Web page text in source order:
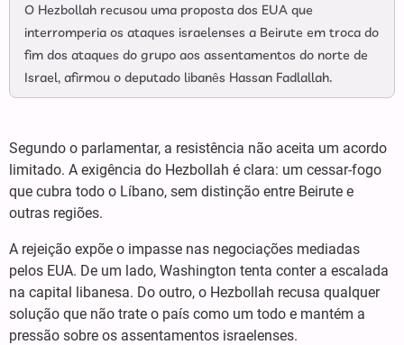
O Hezbollah recusou uma proposta dos EUA que
interromperia os ataques israelenses a Beirute em troca do
fim dos ataques do grupo aos assentamentos do norte de
Israel, afirmou o deputado libanês Hassan Fadlallah.
Segundo o parlamentar, a resistência não aceita um acordo
limitado. A exigência do Hezbollah é clara: um cessar-fogo
que cubra todo o Líbano, sem distinção entre Beirute e
outras regiões.
A rejeição expõe o impasse nas negociações mediadas
pelos EUA. De um lado, Washington tenta conter a escalada
na capital libanesa. Do outro, o Hezbollah recusa qualquer
solução que não trate o país como um todo e mantém a
pressão sobre os assentamentos israelenses.